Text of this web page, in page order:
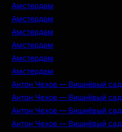
Амстердам
Амстердам
Амстердам
Амстердам
Амстердам
Амстердам
Антон Чехов — Вишнёвый сад
Антон Чехов — Вишнёвый сад
Антон Чехов — Вишнёвый сад
Антон Чехов — Вишнёвый сад